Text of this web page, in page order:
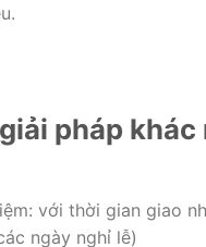
pháp
với thời gian giao
ngày nghỉ lễ)